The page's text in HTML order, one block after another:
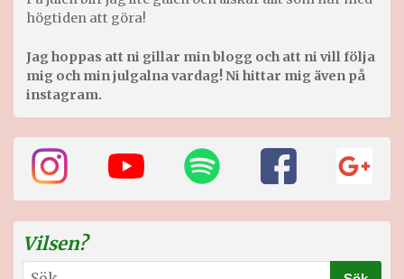
högtiden att göra!
Jag hoppas att ni gillar min blogg och att ni vill följa
mig och min julgalna vardag! Ni hittar mig även på
instagram.
Vilsen?
Sök